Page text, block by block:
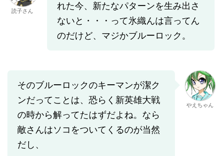
読子さん
れた今、新たなパターンを生み出さ
ないと・・・って氷織んは言ってん
のだけど、マジかブルーロック。
そのブルーロックのキーマンが潔ク
ンだってことは、恐らく新英雄大戦
の時から解ってたはずだよね。なら
敵さんはソコをついてくるのが当然
だし、
やえちゃん